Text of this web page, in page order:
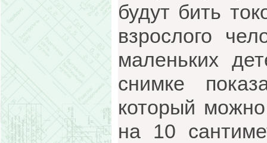
будут бить
взрослого
маленьких
снимке
который можно
на 10